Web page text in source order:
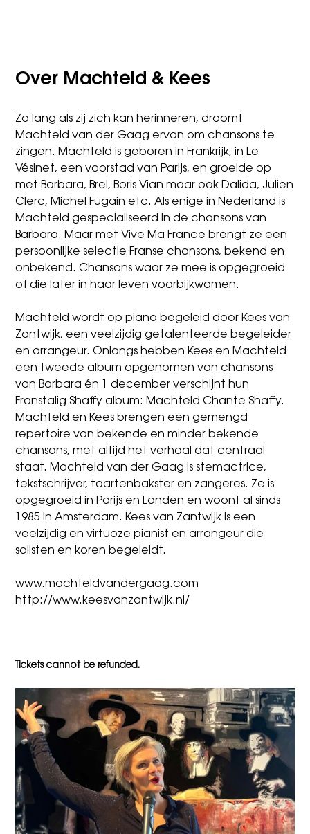
Over Machteld & Kees
Zo lang als zij zich kan herinneren, droomt
Machteld van der Gaag ervan om chansons te
zingen. Machteld is geboren in Frankrijk, in Le
Vésinet, een voorstad van Parijs, en groeide op
met Barbara, Brel, Boris Vian maar ook Dalida, Julien
Clerc, Michel Fugain etc. Als enige in Nederland is
Machteld gespecialiseerd in de chansons van
Barbara. Maar met Vive Ma France brengt ze een
persoonlijke selectie Franse chansons, bekend en
onbekend. Chansons waar ze mee is opgegroeid
of die later in haar leven voorbijkwamen.
Machteld wordt op piano begeleid door Kees van
Zantwijk, een veelzijdig getalenteerde begeleider
en arrangeur. Onlangs hebben Kees en Machteld
een tweede album opgenomen van chansons
van Barbara én 1 december verschijnt hun
Franstalig Shaffy album: Machteld Chante Shaffy.
Machteld en Kees brengen een gemengd
repertoire van bekende en minder bekende
chansons, met altijd het verhaal dat centraal
staat. Machteld van der Gaag is stemactrice,
tekstschrijver, taartenbakster en zangeres. Ze is
opgegroeid in Parijs en Londen en woont al sinds
1985 in Amsterdam. Kees van Zantwijk is een
veelzijdig en virtuoze pianist en arrangeur die
solisten en koren begeleidt.
www.machteldvandergaag.com
http://www.keesvanzantwijk.nl/
Tickets cannot be refunded.